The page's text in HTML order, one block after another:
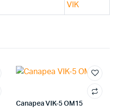
VIK
Canapea VIK-5 OM15